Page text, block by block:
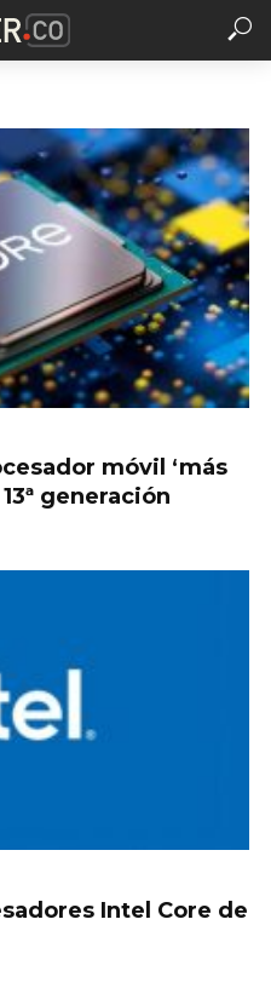
móvil ‘más
generación
Intel Core de